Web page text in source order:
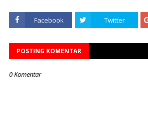
Facebook Twitter
POSTING KOMENTAR
0 Komentar